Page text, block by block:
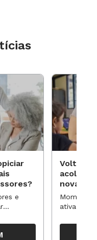
e
o
do
Volta às
novas
ativa
propostas